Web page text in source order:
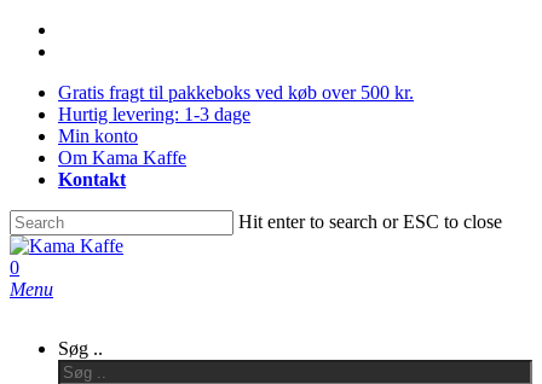
Skip
contentGratis fragt til pakkeboks ved køb over 500 kr.
Hurtig levering: 1-3 dage
Min konto
Om Kama Kaffe
Kontakt
Hit enter to search or ESC to close
Close
Search
0
Menu
Søg ..